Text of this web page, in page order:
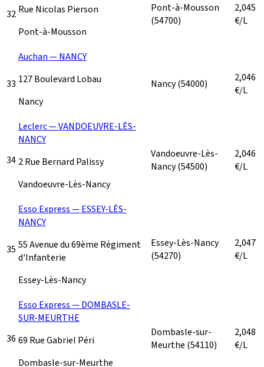
32 Rue Nicolas Pierson
Pont-à-Mousson
Pont-à-Mousson
(54700)
2,045
€/L
33
Auchan — NANCY
127 Boulevard Lobau
Nancy
Nancy(54000)
2,046
€/L
34
Leclerc — VANDOEUVRE-LÈS-
NANCY
2 Rue Bernard Palissy
Vandoeuvre-Lès-Nancy
Vandoeuvre-Lès-
Nancy(54500)
2,046
€/L
35
Esso Express — ESSEY-LÈS-
NANCY
55 Avenue du 69ème Régiment
d'Infanterie
Essey-Lès-Nancy
Essey-Lès-Nancy
(54270)
2,047
€/L
36
Esso Express — DOMBASLE-
SUR-MEURTHE
69 Rue Gabriel Péri
Dombasle-sur-Meurthe
Dombasle-sur-
Meurthe (54110)
2,048
€/L